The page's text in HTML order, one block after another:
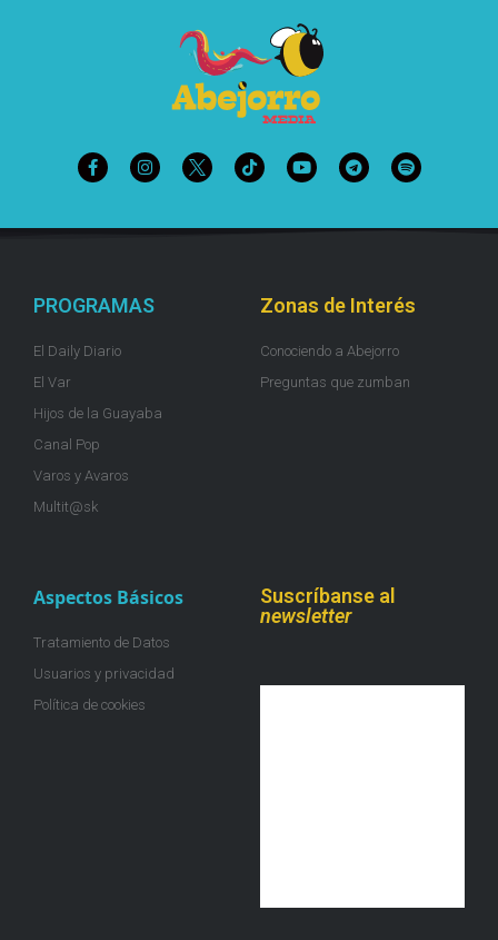
PROGRAMAS
El Daily Diario
El Var
Hijos de la Guayaba
Canal Pop
Varos y Avaros
Multit@sk
Zonas de Interés
Conociendo a Abejorro
Preguntas que zumban
Aspectos Básicos
Tratamiento de Datos
Usuarios y privacidad
Política de cookies
Suscríbanse al
newsletter